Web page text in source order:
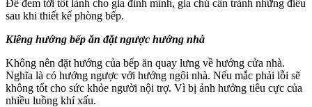
Để đem tới tốt lành cho gia đình mình, gia chủ cần tránh những điều
sau khi thiết kế phòng bếp.
Kiêng hướng bếp ăn đặt ngược hướng nhà
Không nên đặt hướng của bếp ăn quay lưng về hướng cửa nhà.
Nghĩa là có hướng ngược với hướng ngôi nhà. Nếu mắc phải lỗi sẽ
không tốt cho sức khỏe người nội trợ. Vì bị ảnh hưởng tiêu cực của
nhiều luồng khí xấu.